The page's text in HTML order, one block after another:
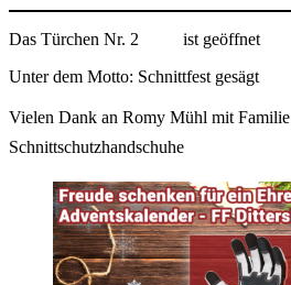
Das Türchen Nr. 2
ist geöffnet
Unter dem Motto: Schnittfest gesägt
Vielen Dank an Romy Mühl mit Familie
Schnittschutzhandschuhe